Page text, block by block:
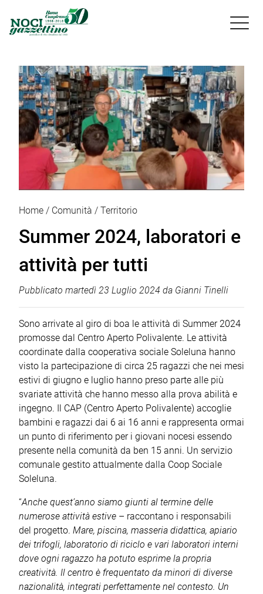

Home Comunità Territorio
Summer 2024, laboratori e
attività per tutti
Pubblicato martedì 23 Luglio 2024 da Gianni Tinelli
Sono arrivate al giro di boa le attività di Summer 2024
promosse dal Centro Aperto Polivalente. Le attività
coordinate dalla cooperativa sociale Soleluna hanno
visto la partecipazione di circa 25 ragazzi che nei mesi
estivi di giugno e luglio hanno preso parte alle più
svariate attività che hanno messo alla prova abilità e
ingegno. Il CAP (Centro Aperto Polivalente) accoglie
bambini e ragazzi dai 6 ai 16 anni e rappresenta ormai
un punto di riferimento per i giovani nocesi essendo
presente nella comunità da ben 15 anni. Un servizio
comunale gestito attualmente dalla Coop Sociale
Soleluna.
“Anche quest’anno siamo giunti al termine delle
numerose attività estive – raccontano i responsabili
del progetto. Mare, piscina, masseria didattica, apiario
dei trifogli, laboratorio di riciclo e vari laboratori interni
dove ogni ragazzo ha potuto esprime la propria
creatività. Il centro è frequentato da minori di diverse
nazionalità, integrati perfettamente nel contesto. Un